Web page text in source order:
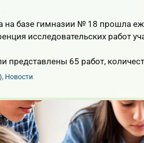
на базе гимназии № 18 прошла
исследовательских работ
представлены 65 работ,
, Новости